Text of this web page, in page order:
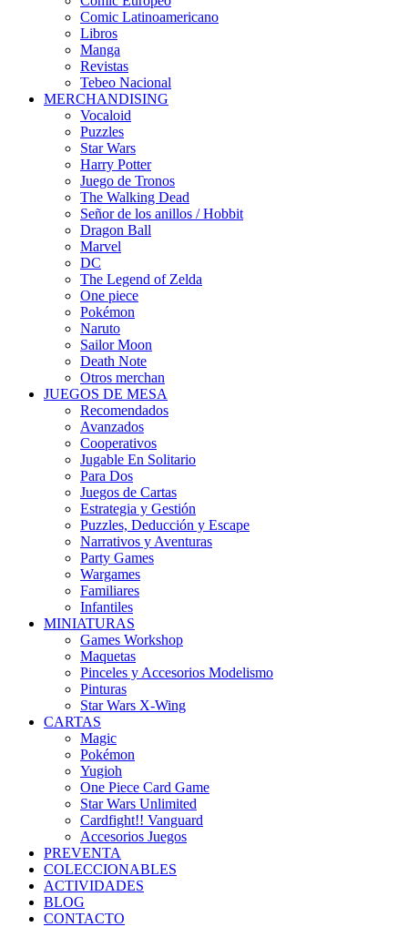
Comic Latinoamericano
Libros
Manga
Revistas
Tebeo Nacional
MERCHANDISING
Vocaloid
Puzzles
Star Wars
Harry Potter
Juego de Tronos
The Walking Dead
Señor de los anillos / Hobbit
Dragon Ball
Marvel
DC
The Legend of Zelda
One piece
Pokémon
Naruto
Sailor Moon
Death Note
Otros merchan
JUEGOS DE MESA
Recomendados
Avanzados
Cooperativos
Jugable En Solitario
Para Dos
Juegos de Cartas
Estrategia y Gestión
Puzzles, Deducción y Escape
Narrativos y Aventuras
Party Games
Wargames
Familiares
Infantiles
MINIATURAS
Games Workshop
Maquetas
Pinceles y Accesorios Modelismo
Pinturas
Star Wars X-Wing
CARTAS
Magic
Pokémon
Yugioh
One Piece Card Game
Star Wars Unlimited
Cardfight!! Vanguard
Accesorios Juegos
PREVENTA
COLECCIONABLES
ACTIVIDADES
BLOG
CONTACTO